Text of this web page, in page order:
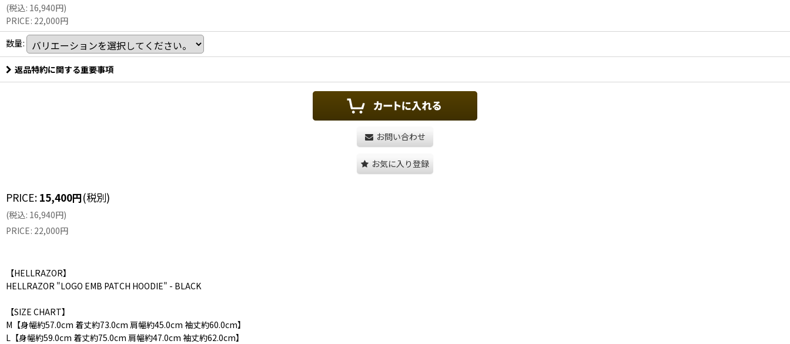
(税込: 16,940円)
PRICE: 22,000円
数量:
返品特約に関する重要事項
お問い合わせ
お気に入り登録
PRICE: 15,400円(税別)
(税込: 16,940円)
PRICE: 22,000円
【HELLRAZOR】
HELLRAZOR "LOGO EMB PATCH HOODIE" - BLACK
【SIZE CHART】
M【身幅約57.0cm 着丈約73.0cm 肩幅約45.0cm 袖丈約60.0cm】
L【身幅約59.0cm 着丈約75.0cm 肩幅約47.0cm 袖丈約62.0cm】